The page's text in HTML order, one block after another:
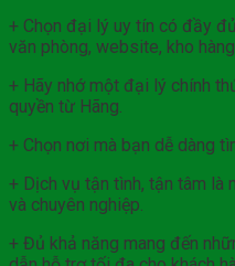
+ Chọn đại lý uy tín có đầy
văn phòng, website, kho
+ Hãy nhớ một đại lý chính
quyền từ Hãng.
+ Chọn nơi mà bạn dễ dàng
+ Dịch vụ tận tình, tận tâm là
và chuyên nghiệp.
+ Đủ khả năng mang đến